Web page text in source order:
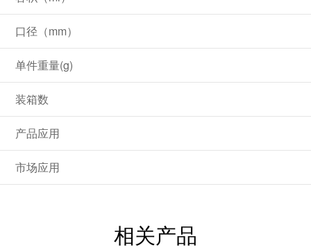
口径（mm）
单件重量(g)
装箱数
产品应用
市场应用
相关产品